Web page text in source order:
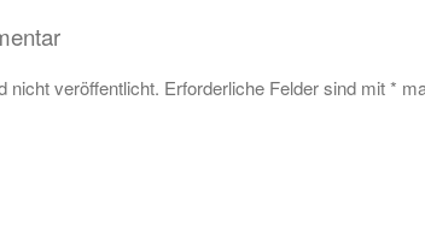
nicht veröffentlicht. Erforderliche Felder sind mit*